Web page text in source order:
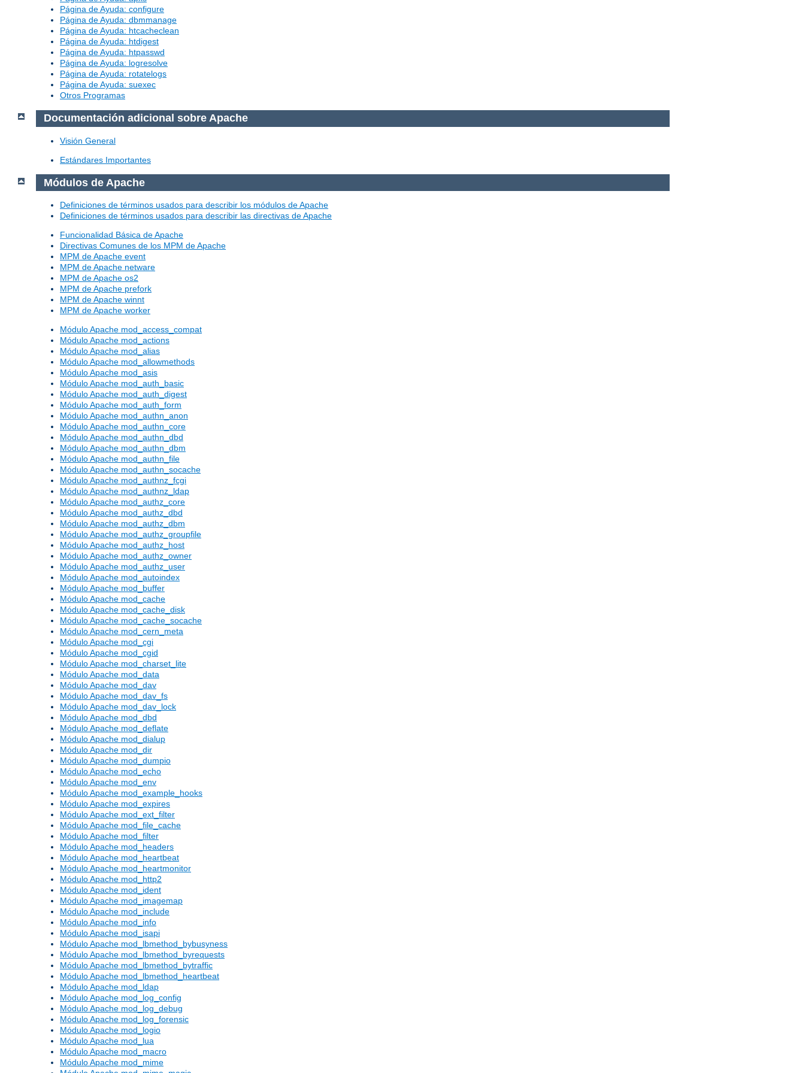
Página de Ayuda: configure
Página de Ayuda: dbmmanage
Página de Ayuda: htcacheclean
Página de Ayuda: htdigest
Página de Ayuda: htpasswd
Página de Ayuda: logresolve
Página de Ayuda: rotatelogs
Página de Ayuda: suexec
Otros Programas
Documentación adicional sobre Apache
Visión General
Estándares Importantes
Módulos de Apache
Definiciones de términos usados para describir los módulos de Apache
Definiciones de términos usados para describir las directivas de Apache
Funcionalidad Básica de Apache
Directivas Comunes de los MPM de Apache
MPM de Apache event
MPM de Apache netware
MPM de Apache os2
MPM de Apache prefork
MPM de Apache winnt
MPM de Apache worker
Módulo Apache mod_access_compat
Módulo Apache mod_actions
Módulo Apache mod_alias
Módulo Apache mod_allowmethods
Módulo Apache mod_asis
Módulo Apache mod_auth_basic
Módulo Apache mod_auth_digest
Módulo Apache mod_auth_form
Módulo Apache mod_authn_anon
Módulo Apache mod_authn_core
Módulo Apache mod_authn_dbd
Módulo Apache mod_authn_dbm
Módulo Apache mod_authn_file
Módulo Apache mod_authn_socache
Módulo Apache mod_authnz_fcgi
Módulo Apache mod_authnz_ldap
Módulo Apache mod_authz_core
Módulo Apache mod_authz_dbd
Módulo Apache mod_authz_dbm
Módulo Apache mod_authz_groupfile
Módulo Apache mod_authz_host
Módulo Apache mod_authz_owner
Módulo Apache mod_authz_user
Módulo Apache mod_autoindex
Módulo Apache mod_buffer
Módulo Apache mod_cache
Módulo Apache mod_cache_disk
Módulo Apache mod_cache_socache
Módulo Apache mod_cern_meta
Módulo Apache mod_cgi
Módulo Apache mod_cgid
Módulo Apache mod_charset_lite
Módulo Apache mod_data
Módulo Apache mod_dav
Módulo Apache mod_dav_fs
Módulo Apache mod_dav_lock
Módulo Apache mod_dbd
Módulo Apache mod_deflate
Módulo Apache mod_dialup
Módulo Apache mod_dir
Módulo Apache mod_dumpio
Módulo Apache mod_echo
Módulo Apache mod_env
Módulo Apache mod_example_hooks
Módulo Apache mod_expires
Módulo Apache mod_ext_filter
Módulo Apache mod_file_cache
Módulo Apache mod_filter
Módulo Apache mod_headers
Módulo Apache mod_heartbeat
Módulo Apache mod_heartmonitor
Módulo Apache mod_http2
Módulo Apache mod_ident
Módulo Apache mod_imagemap
Módulo Apache mod_include
Módulo Apache mod_info
Módulo Apache mod_isapi
Módulo Apache mod_lbmethod_bybusyness
Módulo Apache mod_lbmethod_byrequests
Módulo Apache mod_lbmethod_bytraffic
Módulo Apache mod_lbmethod_heartbeat
Módulo Apache mod_ldap
Módulo Apache mod_log_config
Módulo Apache mod_log_debug
Módulo Apache mod_log_forensic
Módulo Apache mod_logio
Módulo Apache mod_lua
Módulo Apache mod_macro
Módulo Apache mod_mime